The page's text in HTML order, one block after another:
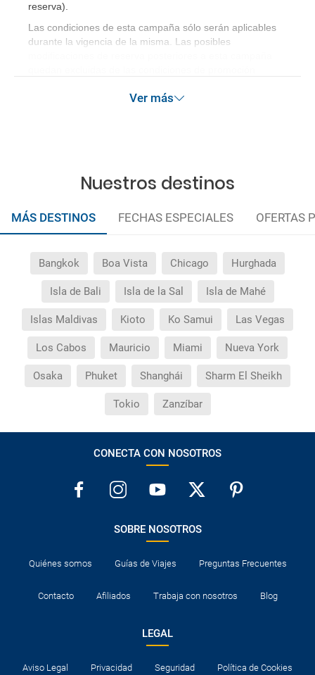
reserva)
Las condiciones de esta campaña sólo serán aplicables
durante la vigencia de la misma. Las posibles
Ver más
Nuestros destinos
MÁS DESTINOS FECHAS ESPECIALES OFERTAS
Bangkok Boa Vista Chicago Hurghada
Isla de Bali Isla de la Sal Isla de Mahé
Islas Maldivas Kioto Ko Samui Las Vegas
Los Cabos Mauricio Miami Nueva York
Osaka Phuket Shanghái Sharm El Sheikh
Tokio Zanzíbar
CONECTA CON NOSOTROS
SOBRE NOSOTROS
Quiénes somos Guías de Viajes Preguntas Frecuentes
Contacto Afiliados Trabaja con nosotros Blog
LEGAL
Aviso Legal Privacidad Seguridad Política de Cookies